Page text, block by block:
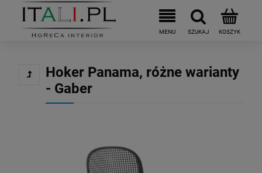
Hoker Panama, różne warianty
- Gaber